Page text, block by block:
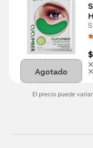
Agotado
El precio puede